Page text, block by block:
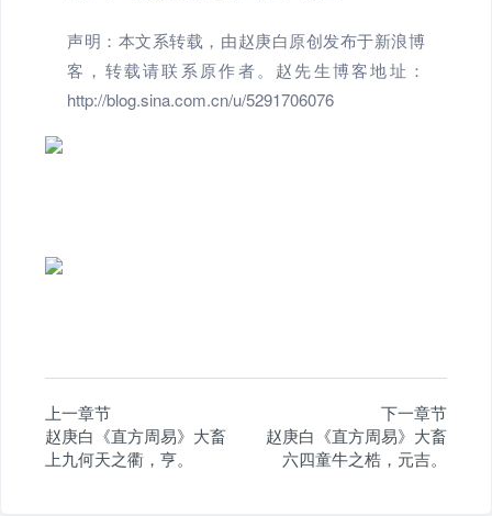
声明：本文系转载，由赵庚白原创发布于新浪博
客，转载请联系原作者。赵先生博客地址：
http://blog.sina.com.cn/u/5291706076
上一章节
赵庚白《直方周易》大畜
上九何天之衢，亨。
下一章节
赵庚白《直方周易》大畜
六四童牛之梏，元吉。